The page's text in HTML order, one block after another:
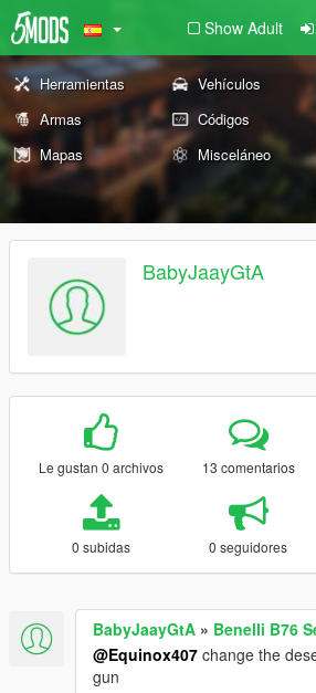
Show Adult
Herramientas Vehículos
Armas
Códigos
Mapas
Misceláneo
BabyJaayGtA
Le gustan 0 archivos 13 comentarios
0 subidas 0 seguidores
BabyJaayGtA » Benelli B76
@Equinox407 change the
gun